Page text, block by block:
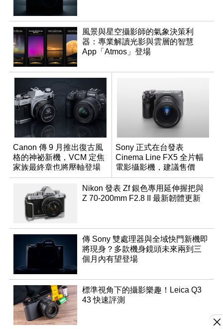
風景與星空攝影師的氣象決策利
器：專業解讀光影與雲層的智慧
App「Atmos」登場
Canon 傳 9 月推出復古風
格的神祕新機，VCM 定焦
家族最終章也將壓軸登場
Sony 正式在台發表
Cinema Line FX5 全片幅
電影攝影機，建議售價
NT$144,980
Nikon 發表 Zf 銀色專用延伸握把與
Z 70-200mm F2.8 II 最新韌體更新
傳 Sony 雙處理器與全域快門新機即
將現身？多款機身鏡頭未來兩到三
個月內有望登場
標準視角下的攝影樂趣！Leica Q3
43 快速評測